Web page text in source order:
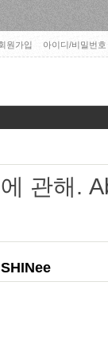
원가입 아이디/비밀번
관해.